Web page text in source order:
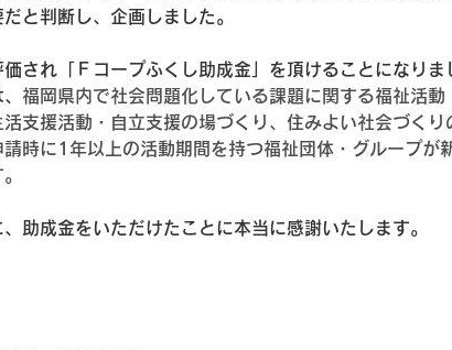
と判断し、企画しました。
され「Ｆコープふくし助成金」を頂けることになりま
福岡県内で社会問題化している課題に関する福祉活動
支援活動・自立支援の場づくり、住みよい社会づくり
時に1年以上の活動期間を持つ福祉団体・グループが
助成金をいただけたことに本当に感謝いたします。